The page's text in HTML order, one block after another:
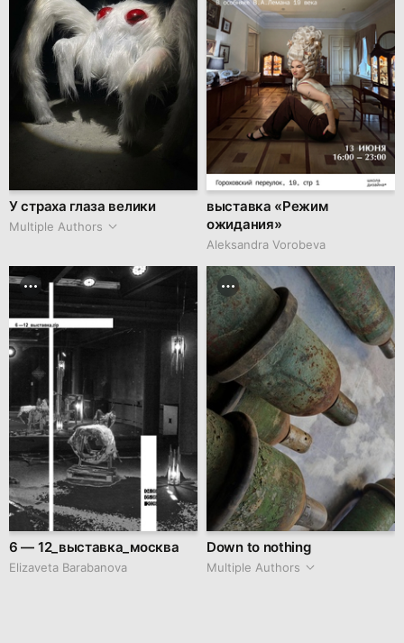
У страха глаза велики
Multiple Authors
выставка «Режим
ожидания»
Aleksandra Vorobeva
6 — 12_выставка_москва
Elizaveta Barabanova
Down to nothing
Multiple Authors